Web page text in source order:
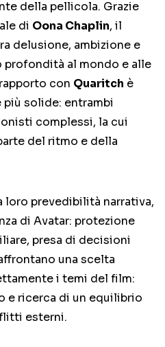
della pellicola. Grazie
di Oona Chaplin, il
delusione, ambizione e
al mondo e alle
con Quaritch è
solide: entrambi
complessi, la cui
del ritmo e della
loro prevedibilità narrativa,
di Avatar: protezione
presa di decisioni
una scelta
i temi del film:
e ricerca di un equilibrio
esterni.